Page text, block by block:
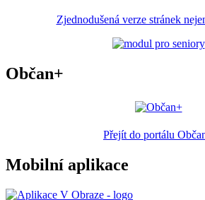
Zjednodušená verze stránek
Občan+
Přejít do portálu
Mobilní aplikace